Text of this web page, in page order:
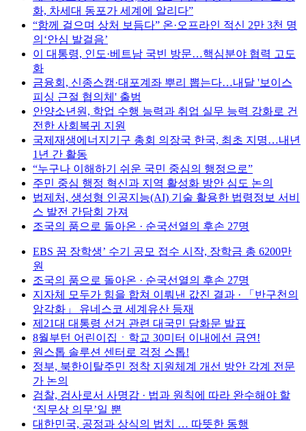
화, 차세대 동포가 세계에 알리다”
“함께 걸으며 상처 보듬다” 온·오프라인 적신 2만 3천 명
의‘안심 발걸음’
이 대통령, 인도·베트남 국빈 방문…핵심분야 협력 고도
화
금융회, 신종스캠·대포계좌 뿌리 뽑는다…내달 '보이스
피싱 근절 협의체' 출범
안양소년원, 학업 수행 능력과 취업 실무 능력 강화로 건
전한 사회복귀 지원
국제재생에너지기구 총회 의장국 한국, 최초 지명…내년
1년 간 활동
“누구나 이해하기 쉬운 국민 중심의 행정으로”
주민 중심 행정 혁신과 지역 활성화 방안 심도 논의
법제처, 생성형 인공지능(AI) 기술 활용한 법령정보 서비
스 발전 간담회 가져
조국의 품으로 돌아온 · 순국선열의 후손 27명
EBS 꿈 장학생’ 수기 공모 접수 시작, 장학금 총 6200만
원
조국의 품으로 돌아온 · 순국선열의 후손 27명
지자체 모두가 힘을 합쳐 이뤄낸 값진 결과 · 「반구천의
암각화」 유네스코 세계유산 등재
제21대 대통령 선거 관련 대국민 담화문 발표
8월부턴 어린이집ㆍ학교 30미터 이내에선 금연!
원스톱 솔루션 센터로 걱정 스톱!
정부, 북한이탈주민 정착 지원체계 개선 방안 각계 전문
가 논의
검찰, 검사로서 사명감 · 법과 원칙에 따라 완수해야 할
‘직무상 의무’일 뿐
대한민국, 공정과 상식의 법치 … 따뜻한 동행